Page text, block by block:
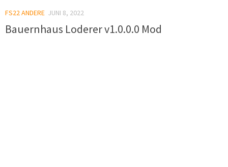
FS22 ANDERE JUNI 8, 2022
Bauernhaus Loderer v1.0.0.0 Mod